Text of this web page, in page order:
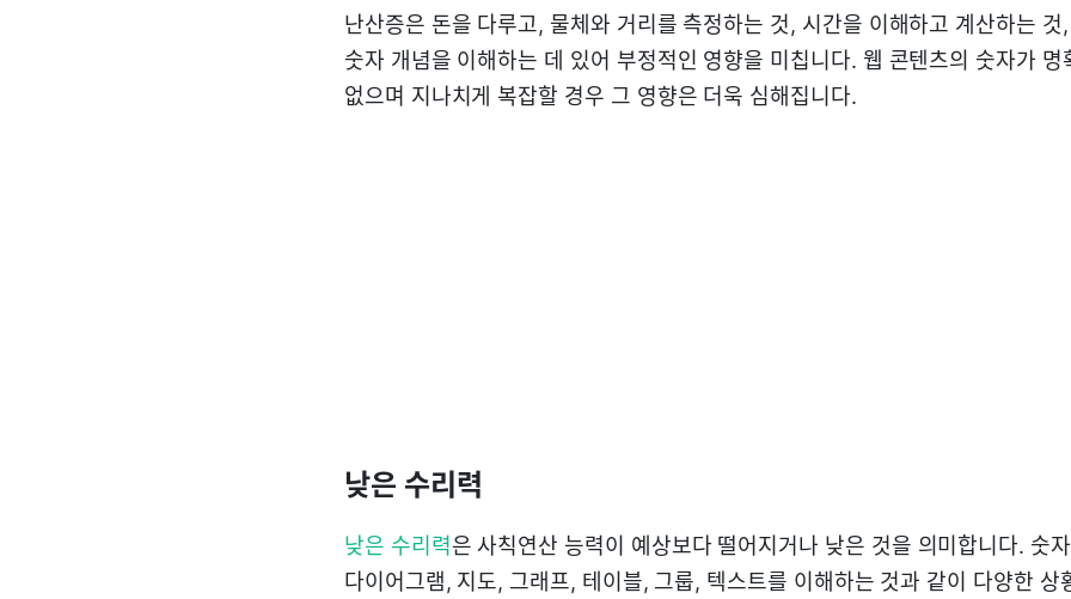
난산증은 돈을 다루고, 물체와 거리를 측정하는 것, 시간을 이해하고 계산하는 것
숫자 개념을 이해하는 데 있어 부정적인 영향을 미칩니다. 웹 콘텐츠의 숫자가 명
없으며 지나치게 복잡할 경우 그 영향은 더욱 심해집니다.
낮은 수리력
낮은 수리력은 사칙연산 능력이 예상보다 떨어지거나 낮은 것을 의미합니다. 숫
다이어그램, 지도, 그래프, 테이블, 그룹, 텍스트를 이해하는 것과 같이 다양한 상